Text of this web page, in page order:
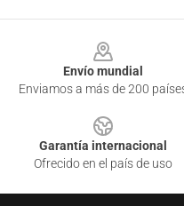
Envío mundial
Enviamos a más de 200
Garantía internacional
Ofrecido en el país de uso